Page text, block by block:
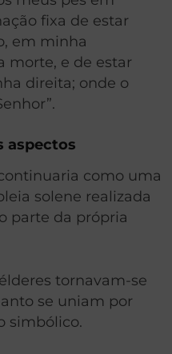
fixa de estar
em minha
morte, e de estar
direita; onde o
aspectos
como uma
solene realizada
parte da própria
tornavam-se
se uniam por
simbólico.